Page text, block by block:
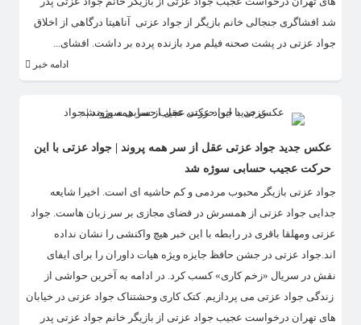
شد افشاگری جنجالی خانم بازیگر از جواد عزتی آناهیتا درگاهی از اخلاق
جواد عزتی در پشت صحنه فیلم مرد بازنده پرده بر داشت. افشای...
ادامه خبر
عکس جدید جواد عزتی عقل از سر همه پروند | جواد عزتی با این
حرکت عجیب حسابی سوژه شد
جواد عزتی بازیگر محبوب مردمی و کم حاشیه ای است. اخیرا شایعه
جدایی جواد عزتی از همسرش در فضای مجازی بر سر زبان هاست. جواد
عزتی ومهلقا باقری در رابطه با این خبر هیچ واکنشی را نشان نداده
اند.جواد عزتی در جشن حافظ جایزه ویژه هیات داوران را برای ایفای
نقش در سریال «زخم کاری» کسب کرد. در ادامه به آخرین حواشی از
زندگی جواد عزتی می پردازیم. کتک کاری وحشتناک جواد عزتی در خیابان
های تهران درخواست عجیب جواد عزتی از بازیگر خانم جواد عزتی پدر